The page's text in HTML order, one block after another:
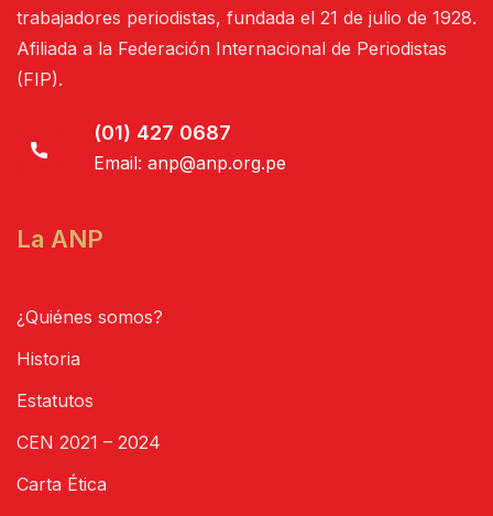
trabajadores periodistas, fundada el 21 de julio de 1928.
Afiliada a la Federación Internacional de Periodistas
(FIP).
(01) 427 0687
Email: anp@anp.org.pe
La ANP
¿Quiénes somos?
Historia
Estatutos
CEN 2021 – 2024
Carta Ética